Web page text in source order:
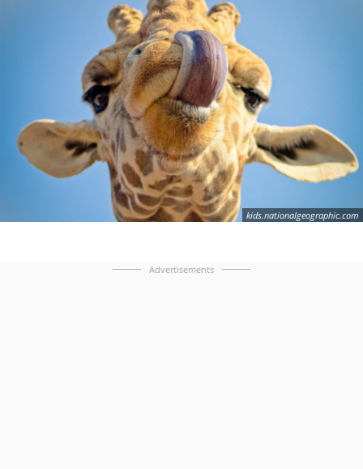
kids.nationalgeographic.com
Advertisements